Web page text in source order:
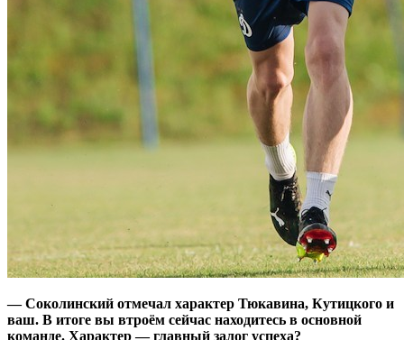
— Соколинский отмечал характер Тюкавина, Кутицкого и
ваш. В итоге вы втроём сейчас находитесь в основной
команде. Характер — главный залог успеха?